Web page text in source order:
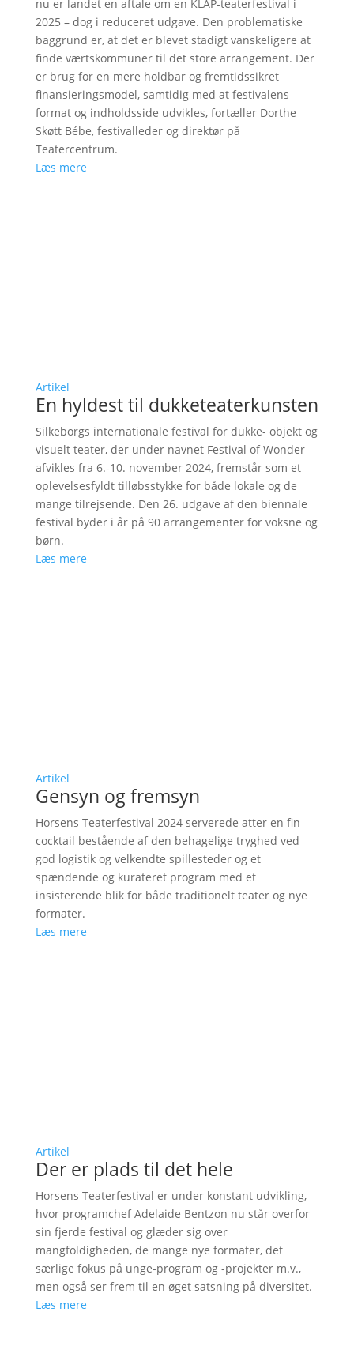
nu er landet en aftale om en KLAP-teaterfestival i
2025 – dog i reduceret udgave. Den problematiske
baggrund er, at det er blevet stadigt vanskeligere at
finde værtskommuner til det store arrangement. Der
er brug for en mere holdbar og fremtidssikret
finansieringsmodel, samtidig med at festivalens
format og indholdsside udvikles, fortæller Dorthe
Skøtt Bébe, festivalleder og direktør på
Teatercentrum.
Læs mere
Artikel
En hyldest til dukketeaterkunsten
Silkeborgs internationale festival for dukke- objekt og
visuelt teater, der under navnet Festival of Wonder
afvikles fra 6.-10. november 2024, fremstår som et
oplevelsesfyldt tilløbsstykke for både lokale og de
mange tilrejsende. Den 26. udgave af den biennale
festival byder i år på 90 arrangementer for voksne og
børn.
Læs mere
Artikel
Gensyn og fremsyn
Horsens Teaterfestival 2024 serverede atter en fin
cocktail bestående af den behagelige tryghed ved
god logistik og velkendte spillesteder og et
spændende og kurateret program med et
insisterende blik for både traditionelt teater og nye
formater.
Læs mere
Artikel
Der er plads til det hele
Horsens Teaterfestival er under konstant udvikling,
hvor programchef Adelaide Bentzon nu står overfor
sin fjerde festival og glæder sig over
mangfoldigheden, de mange nye formater, det
særlige fokus på unge-program og -projekter m.v.,
men også ser frem til en øget satsning på diversitet.
Læs mere